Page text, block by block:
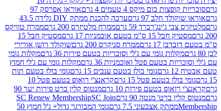
בום מיקס 4 טעמים 4 גרם
אוראו אפרסק 97
חלב 97 גרם
ערכה להכנת ממתק DIY גלידה 43.5
ג'ינג'רברד 59 גרם
ממרח מלטיזרס 200 גרם
ממרח טוויקס
15 ס"מ בטעם אוכמניות 17 גרם
מסטיק חבל 15
17 גרם
ממרח סניקרס 200 גרם
שוקולד רושן אורירי
מקלות גומי עם ג'לי וסוכריות בטעם פירות 36 גרם
מקלות גומי
בטעם פטל ואוכמניות 36 גרם
מקלות גומי עם ג'לי חמוץ
גומי בולז בטעם ענבים 15 גרם
גומי בולז בטעם תות
בולז בטעם פטל 15 גרם
קראנצ'י רואופ בטעם פטל 10
בטעם פירות 10 גרם
מנטוס קלין ברט פירות יער 90
ברט' מנטה 90 גרם
SC Renew MembershipSC Join
ממתק אצבעוני 7.5 גרם
גומי המבורגר גדול+ ג'ל חמוץ 50